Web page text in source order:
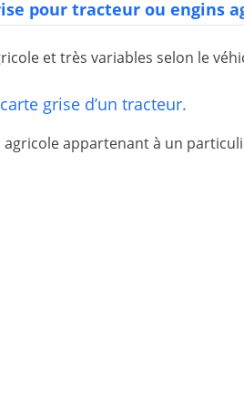
pour tracteur ou engins
et très variables selon le
grise d’un tracteur.
appartenant à un